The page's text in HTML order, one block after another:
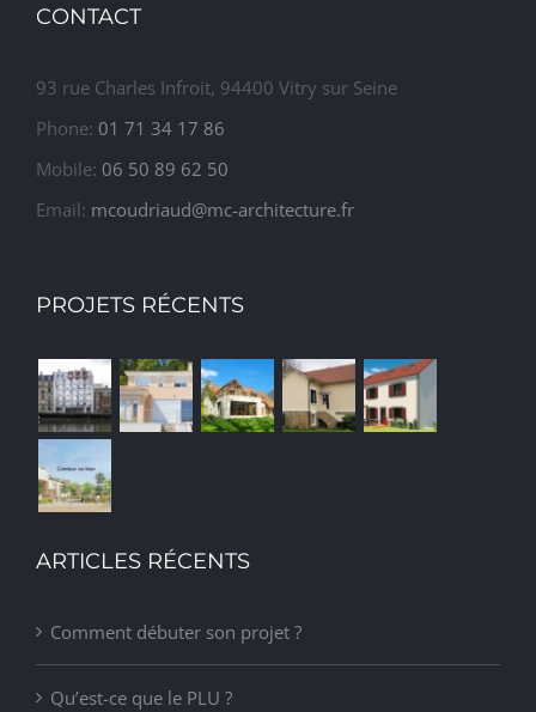
CONTACT
93 rue Charles Infroit, 94400 Vitry sur Seine
Phone: 01 71 34 17 86
Mobile: 06 50 89 62 50
Email: mcoudriaud@mc-architecture.fr
PROJETS RÉCENTS
ARTICLES RÉCENTS
Comment débuter son projet ?
Qu’est-ce que le PLU ?